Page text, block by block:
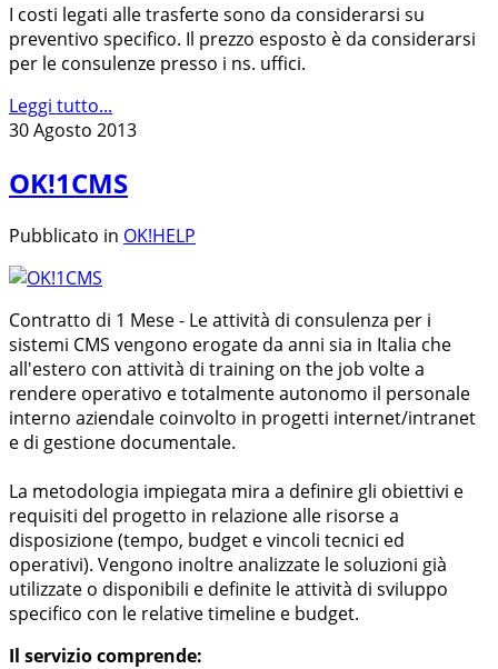
I costi legati alle trasferte sono da considerarsi su
preventivo specifico. Il prezzo esposto è da considerarsi
per le consulenze presso i ns. uffici.
Leggi tutto...
30 Agosto 2013
OK!1CMS
Pubblicato in OK!HELP
Contratto di 1 Mese - Le attività di consulenza per i
sistemi CMS vengono erogate da anni sia in Italia che
all'estero con attività di training on the job volte a
rendere operativo e totalmente autonomo il personale
interno aziendale coinvolto in progetti internet/intranet
e di gestione documentale.
La metodologia impiegata mira a definire gli obiettivi e
requisiti del progetto in relazione alle risorse a
disposizione (tempo, budget e vincoli tecnici ed
operativi). Vengono inoltre analizzate le soluzioni già
utilizzate o disponibili e definite le attività di sviluppo
specifico con le relative timeline e budget.
Il servizio comprende: